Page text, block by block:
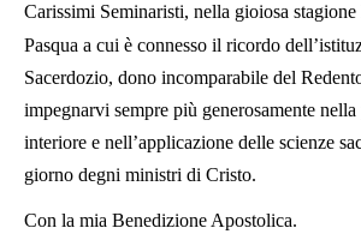
Carissimi Seminaristi, nella gioiosa
Pasqua a cui è connesso il ricordo
Sacerdozio, dono incomparabile del
impegnarvi sempre più generosamente
interiore e nell’applicazione delle scienze
giorno degni ministri di Cristo.
Con la mia Benedizione Apostolica.